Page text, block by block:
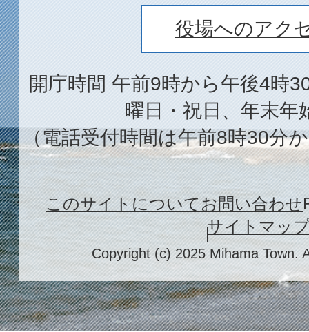
役場へのアク
開庁時間 午前9時から午後4時
曜日・祝日、年末年
（電話受付時間は午前8時30分
このサイトについてお問い合わせ
サイトマッ
Copyright (c) 2025 Mihama Town.